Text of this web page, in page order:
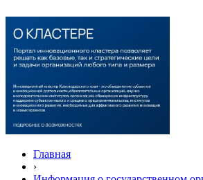
Главная
›